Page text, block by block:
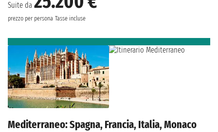
Suite da
prezzo per persona Tasse incluse
Mediterraneo: Spagna, Francia, Italia, Monaco